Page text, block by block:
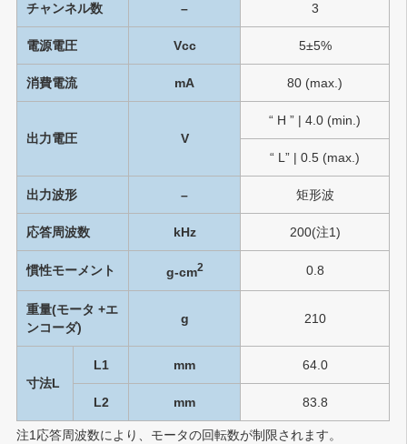
チャンネル数 – 3
電源電圧 Vcc 5±5%
消費電流 mA 80 (max.)
出力電圧 V
“ H ” | 4.0 (min.)
“ L” | 0.5 (max.)
出力波形 – 矩形波
応答周波数 kHz 200(注1)
慣性モーメント g-cm2 0.8
重量(モータ +エ
ンコーダ)
g 210
寸法L
L1 mm 64.0
L2 mm 83.8
注1 応答周波数により、モータの回転数が制限されます。